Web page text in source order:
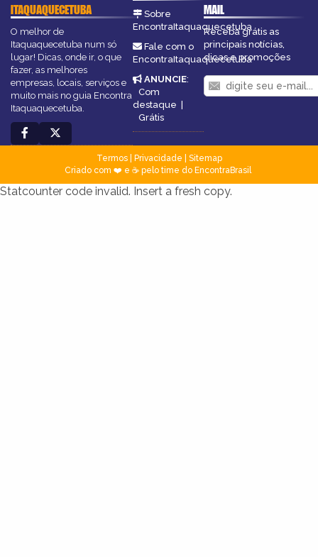
ITAQUAQUECETUBA
O melhor de
Itaquaquecetuba num só
lugar! Dicas, onde ir, o que
fazer, as melhores
empresas, locais, serviços e
muito mais no guia Encontra
Itaquaquecetuba.
Sobre
EncontraItaquaquecetuba
Fale com o
EncontraItaquaquecetuba
ANUNCIE:
Com
destaque |
Grátis
MAIL
Receba grátis as
principais notícias,
dicas e promoções
Termos| Privacidade
Sitemap
Criado com ❤️ e ☕ pelo time do EncontraBrasil
Statcounter code invalid. Insert a fresh copy.